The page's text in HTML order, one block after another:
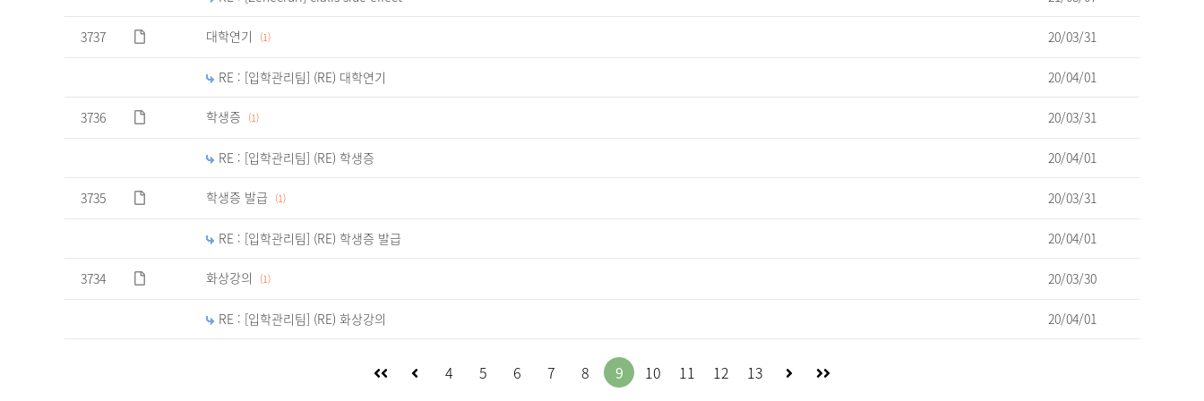
3737 대학연기 (1) 20/03/31
RE : [입학관리팀] (RE) 대학연기 20/04/01
3736 학생증 (1) 20/03/31
RE : [입학관리팀] (RE) 학생증 20/04/01
3735 학생증 발급 (1) 20/03/31
RE : [입학관리팀] (RE) 학생증 발급 20/04/01
3734 화상강의 (1) 20/03/30
RE : [입학관리팀] (RE) 화상강의 20/04/01
처
이
4 5 6 7 8 9 10 11 12 13